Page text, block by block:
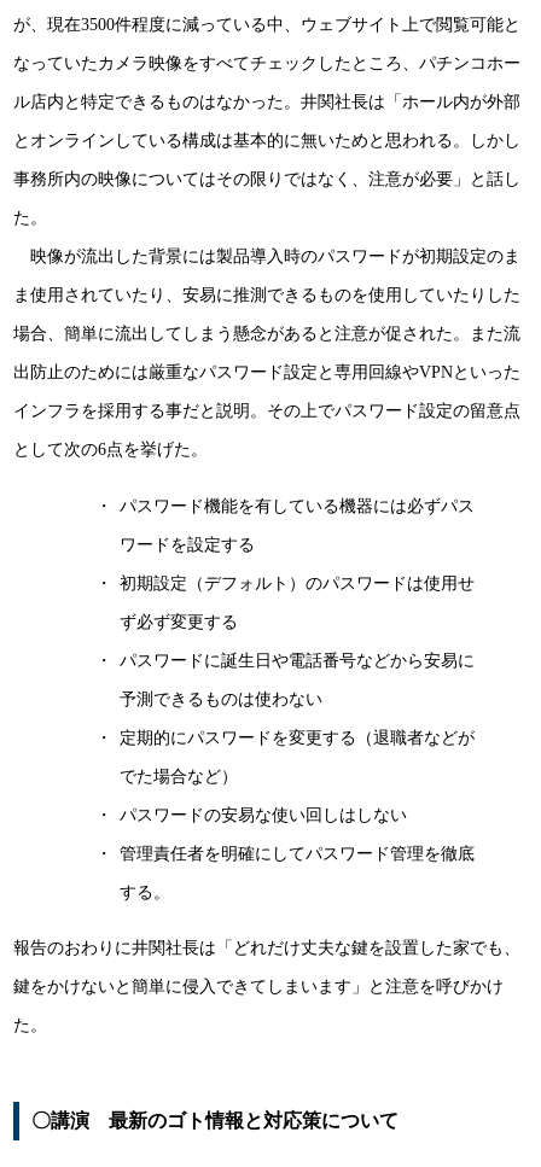
が、現在3500件程度に減っている中、ウェブサイト上で閲覧可能と
なっていたカメラ映像をすべてチェックしたところ、パチンコホー
ル店内と特定できるものはなかった。井関社長は「ホール内が外部
とオンラインしている構成は基本的に無いためと思われる。しかし
事務所内の映像についてはその限りではなく、注意が必要」と話し
た。
映像が流出した背景には製品導入時のパスワードが初期設定のま
ま使用されていたり、安易に推測できるものを使用していたりした
場合、簡単に流出してしまう懸念があると注意が促された。また流
出防止のためには厳重なパスワード設定と専用回線やVPNといった
インフラを採用する事だと説明。その上でパスワード設定の留意点
として次の6点を挙げた。
パスワード機能を有している機器には必ずパス
ワードを設定する
初期設定（デフォルト）のパスワードは使用せ
ず必ず変更する
パスワードに誕生日や電話番号などから安易に
予測できるものは使わない
定期的にパスワードを変更する（退職者などが
でた場合など）
パスワードの安易な使い回しはしない
管理責任者を明確にしてパスワード管理を徹底
する。
報告のおわりに井関社長は「どれだけ丈夫な鍵を設置した家でも、
鍵をかけないと簡単に侵入できてしまいます」と注意を呼びかけ
た。
〇講演 最新のゴト情報と対応策について